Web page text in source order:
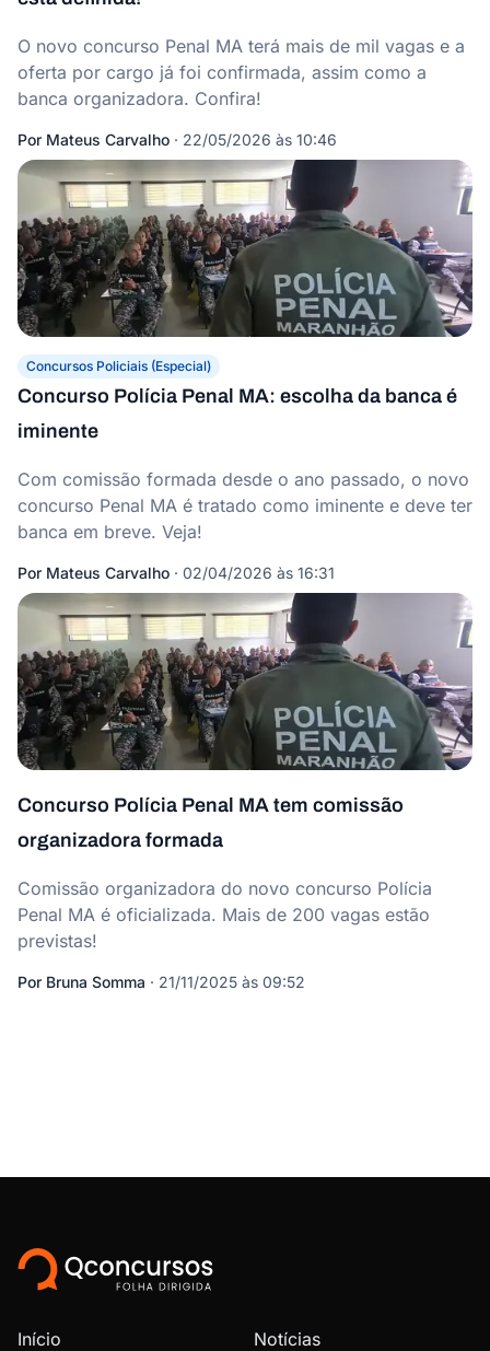
O novo concurso Penal MA terá mais de mil vagas e a
oferta por cargo já foi confirmada, assim como a
banca organizadora. Confira!
Por Mateus Carvalho · 22/05/2026 às 10:46
Concursos Policiais (Especial)
Concurso Polícia Penal MA: escolha da banca é
iminente
Com comissão formada desde o ano passado, o novo
concurso Penal MA é tratado como iminente e deve ter
banca em breve. Veja!
Por Mateus Carvalho · 02/04/2026 às 16:31
Concurso Polícia Penal MA tem comissão
organizadora formada
Comissão organizadora do novo concurso Polícia
Penal MA é oficializada. Mais de 200 vagas estão
previstas!
Por Bruna Somma · 21/11/2025 às 09:52
Início
Notícias